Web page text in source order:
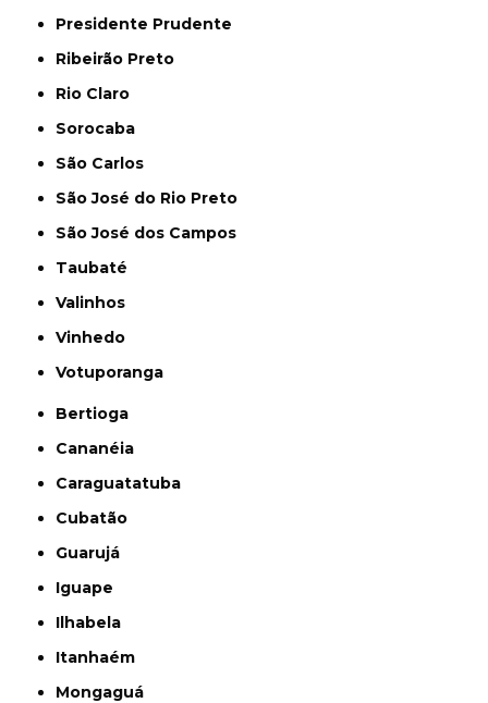
Presidente Prudente
Ribeirão Preto
Rio Claro
Sorocaba
São Carlos
São José do Rio Preto
São José dos Campos
Taubaté
Valinhos
Vinhedo
Votuporanga
Bertioga
Cananéia
Caraguatatuba
Cubatão
Guarujá
Iguape
Ilhabela
Itanhaém
Mongaguá